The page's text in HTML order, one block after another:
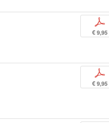
p
€ 9,95
p
€ 9,95